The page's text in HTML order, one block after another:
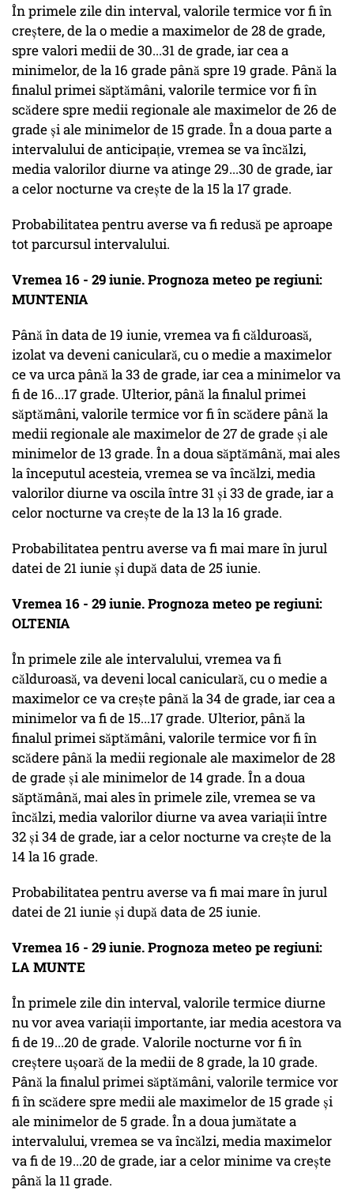
În primele zile din interval, valorile termice vor fi în
creștere, de la o medie a maximelor de 28 de grade,
spre valori medii de 30...31 de grade, iar cea a
minimelor, de la 16 grade până spre 19 grade. Până la
finalul primei săptămâni, valorile termice vor fi în
scădere spre medii regionale ale maximelor de 26 de
grade și ale minimelor de 15 grade. În a doua parte a
intervalului de anticipație, vremea se va încălzi,
media valorilor diurne va atinge 29...30 de grade, iar
a celor nocturne va crește de la 15 la 17 grade.
Probabilitatea pentru averse va fi redusă pe aproape
tot parcursul intervalului.
Vremea 16 - 29 iunie. Prognoza meteo pe regiuni:
MUNTENIA
Până în data de 19 iunie, vremea va fi călduroasă,
izolat va deveni caniculară, cu o medie a maximelor
ce va urca până la 33 de grade, iar cea a minimelor va
fi de 16...17 grade. Ulterior, până la finalul primei
săptămâni, valorile termice vor fi în scădere până la
medii regionale ale maximelor de 27 de grade și ale
minimelor de 13 grade. În a doua săptămână, mai ales
la începutul acesteia, vremea se va încălzi, media
valorilor diurne va oscila între 31 și 33 de grade, iar a
celor nocturne va crește de la 13 la 16 grade.
Probabilitatea pentru averse va fi mai mare în jurul
datei de 21 iunie și după data de 25 iunie.
Vremea 16 - 29 iunie. Prognoza meteo pe regiuni:
OLTENIA
În primele zile ale intervalului, vremea va fi
călduroasă, va deveni local caniculară, cu o medie a
maximelor ce va crește până la 34 de grade, iar cea a
minimelor va fi de 15...17 grade. Ulterior, până la
finalul primei săptămâni, valorile termice vor fi în
scădere până la medii regionale ale maximelor de 28
de grade și ale minimelor de 14 grade. În a doua
săptămână, mai ales în primele zile, vremea se va
încălzi, media valorilor diurne va avea variații între
32 și 34 de grade, iar a celor nocturne va crește de la
14 la 16 grade.
Probabilitatea pentru averse va fi mai mare în jurul
datei de 21 iunie și după data de 25 iunie.
Vremea 16 - 29 iunie. Prognoza meteo pe regiuni:
LA MUNTE
În primele zile din interval, valorile termice diurne
nu vor avea variații importante, iar media acestora va
fi de 19...20 de grade. Valorile nocturne vor fi în
creștere ușoară de la medii de 8 grade, la 10 grade.
Până la finalul primei săptămâni, valorile termice vor
fi în scădere spre medii ale maximelor de 15 grade și
ale minimelor de 5 grade. În a doua jumătate a
intervalului, vremea se va încălzi, media maximelor
va fi de 19...20 de grade, iar a celor minime va crește
până la 11 grade.